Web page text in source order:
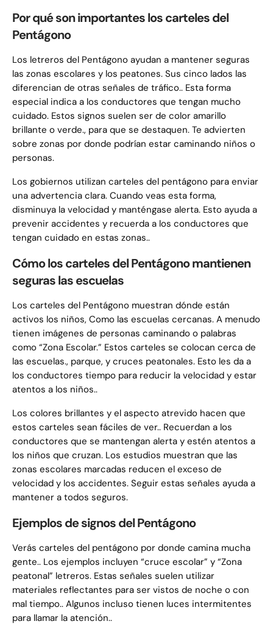
Por qué son importantes los carteles del
Pentágono
Los letreros del Pentágono ayudan a mantener seguras
las zonas escolares y los peatones. Sus cinco lados las
diferencian de otras señales de tráfico.. Esta forma
especial indica a los conductores que tengan mucho
cuidado. Estos signos suelen ser de color amarillo
brillante o verde., para que se destaquen. Te advierten
sobre zonas por donde podrían estar caminando niños o
personas.
Los gobiernos utilizan carteles del pentágono para enviar
una advertencia clara. Cuando veas esta forma,
disminuya la velocidad y manténgase alerta. Esto ayuda a
prevenir accidentes y recuerda a los conductores que
tengan cuidado en estas zonas..
Cómo los carteles del Pentágono mantienen
seguras las escuelas
Los carteles del Pentágono muestran dónde están
activos los niños, Como las escuelas cercanas. A menudo
tienen imágenes de personas caminando o palabras
como “Zona Escolar.” Estos carteles se colocan cerca de
las escuelas., parque, y cruces peatonales. Esto les da a
los conductores tiempo para reducir la velocidad y estar
atentos a los niños..
Los colores brillantes y el aspecto atrevido hacen que
estos carteles sean fáciles de ver.. Recuerdan a los
conductores que se mantengan alerta y estén atentos a
los niños que cruzan. Los estudios muestran que las
zonas escolares marcadas reducen el exceso de
velocidad y los accidentes. Seguir estas señales ayuda a
mantener a todos seguros.
Ejemplos de signos del Pentágono
Verás carteles del pentágono por donde camina mucha
gente.. Los ejemplos incluyen “cruce escolar” y “Zona
peatonal” letreros. Estas señales suelen utilizar
materiales reflectantes para ser vistos de noche o con
mal tiempo.. Algunos incluso tienen luces intermitentes
para llamar la atención..